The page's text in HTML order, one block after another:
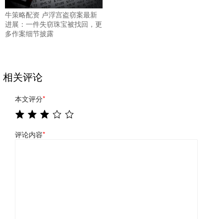
牛策略配资 卢浮宫盗窃案最新
进展：一件失窃珠宝被找回，更
多作案细节披露
相关评论
本文评分*
评论内容*